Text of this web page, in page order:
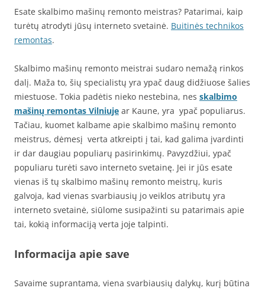
Esate skalbimo mašinų remonto meistras? Patarimai, kaip
turėtų atrodyti jūsų interneto svetainė. Buitinės technikos
remontas.
Skalbimo mašinų remonto meistrai sudaro nemažą rinkos
dalį. Maža to, šių specialistų yra ypač daug didžiuose šalies
miestuose. Tokia padėtis nieko nestebina, nes skalbimo
mašinų remontas Vilniuje ar Kaune, yra ypač populiarus.
Tačiau, kuomet kalbame apie skalbimo mašinų remonto
meistrus, dėmesį verta atkreipti į tai, kad galima įvardinti
ir dar daugiau populiarų pasirinkimų. Pavyzdžiui, ypač
populiaru turėti savo interneto svetainę. Jei ir jūs esate
vienas iš tų skalbimo mašinų remonto meistrų, kuris
galvoja, kad vienas svarbiausių jo veiklos atributų yra
interneto svetainė, siūlome susipažinti su patarimais apie
tai, kokią informaciją verta joje talpinti.
Informacija apie save
Savaime suprantama, viena svarbiausių dalykų, kurį būtina